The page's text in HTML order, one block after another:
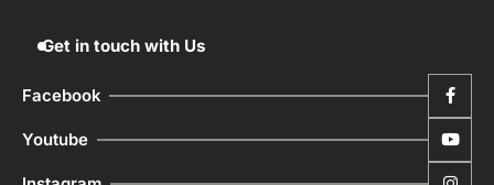
Get in touch with Us
Facebook
Youtube